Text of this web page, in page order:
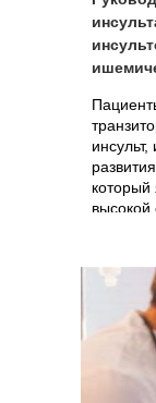
который
высокой